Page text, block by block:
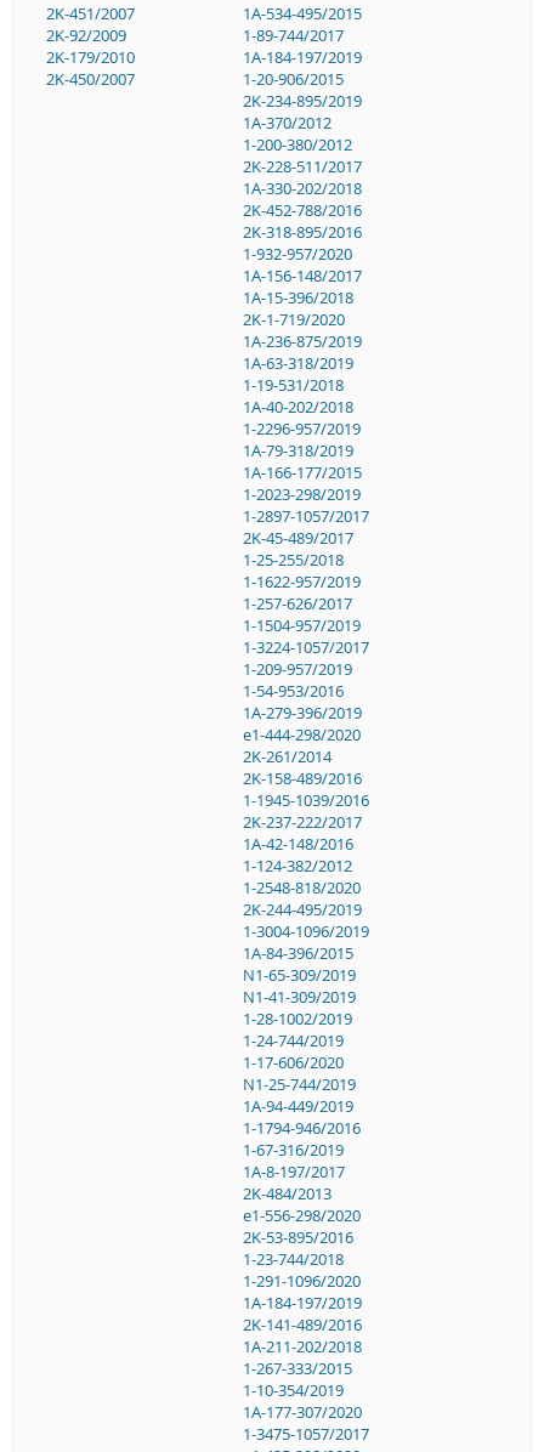
2K-451/2007
2K-92/2009
2K-179/2010
2K-450/2007
1A-534-495/2015
1-89-744/2017
1A-184-197/2019
1-20-906/2015
2K-234-895/2019
1A-370/2012
1-200-380/2012
2K-228-511/2017
1A-330-202/2018
2K-452-788/2016
2K-318-895/2016
1-932-957/2020
1A-156-148/2017
1A-15-396/2018
2K-1-719/2020
1A-236-875/2019
1A-63-318/2019
1-19-531/2018
1A-40-202/2018
1-2296-957/2019
1A-79-318/2019
1A-166-177/2015
1-2023-298/2019
1-2897-1057/2017
2K-45-489/2017
1-25-255/2018
1-1622-957/2019
1-257-626/2017
1-1504-957/2019
1-3224-1057/2017
1-209-957/2019
1-54-953/2016
1A-279-396/2019
e1-444-298/2020
2K-261/2014
2K-158-489/2016
1-1945-1039/2016
2K-237-222/2017
1A-42-148/2016
1-124-382/2012
1-2548-818/2020
2K-244-495/2019
1-3004-1096/2019
1A-84-396/2015
N1-65-309/2019
N1-41-309/2019
1-28-1002/2019
1-24-744/2019
1-17-606/2020
N1-25-744/2019
1A-94-449/2019
1-1794-946/2016
1-67-316/2019
1A-8-197/2017
2K-484/2013
e1-556-298/2020
2K-53-895/2016
1-23-744/2018
1-291-1096/2020
1A-184-197/2019
2K-141-489/2016
1A-211-202/2018
1-267-333/2015
1-10-354/2019
1A-177-307/2020
1-3475-1057/2017